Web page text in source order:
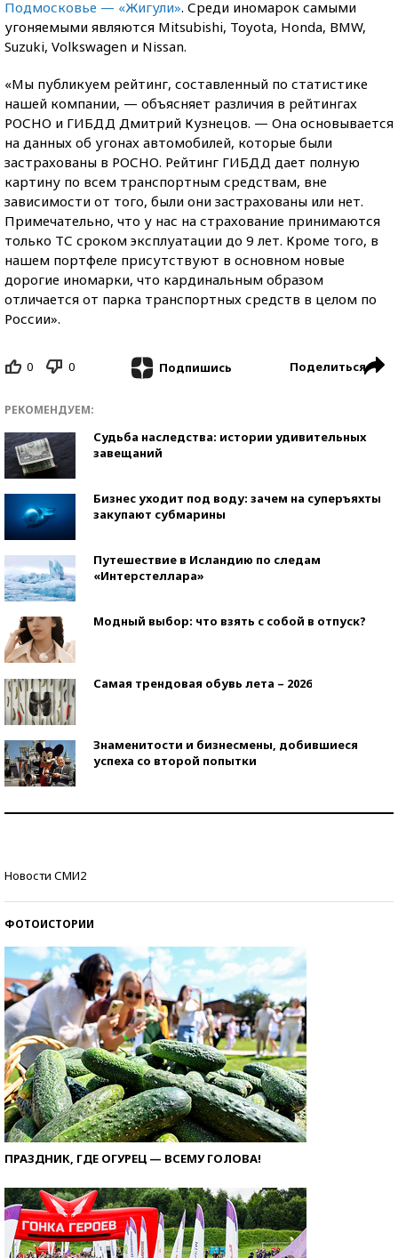
Подмосковье — «Жигули». Среди иномарок самыми
угоняемыми являются Mitsubishi, Toyota, Honda, BMW,
Suzuki, Volkswagen и Nissan.
«Мы публикуем рейтинг, составленный по статистике
нашей компании, — объясняет различия в рейтингах
РОСНО и ГИБДД Дмитрий Кузнецов. — Она основывается
на данных об угонах автомобилей, которые были
застрахованы в РОСНО. Рейтинг ГИБДД дает полную
картину по всем транспортным средствам, вне
зависимости от того, были они застрахованы или нет.
Примечательно, что у нас на страхование принимаются
только ТС сроком эксплуатации до 9 лет. Кроме того, в
нашем портфеле присутствуют в основном новые
дорогие иномарки, что кардинальным образом
отличается от парка транспортных средств в целом по
России».
0 0 Подпишись Поделиться
РЕКОМЕНДУЕМ:
Судьба наследства: истории удивительных
завещаний
Бизнес уходит под воду: зачем на суперъяхты
закупают субмарины
Путешествие в Исландию по следам
«Интерстеллара»
Модный выбор: что взять с собой в отпуск?
Самая трендовая обувь лета – 2026
Знаменитости и бизнесмены, добившиеся
успеха со второй попытки
Новости СМИ2
ФОТОИСТОРИИ
ПРАЗДНИК, ГДЕ ОГУРЕЦ — ВСЕМУ ГОЛОВА!